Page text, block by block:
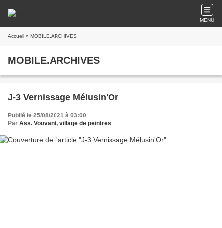
MENU
Accueil » MOBILE.ARCHIVES
MOBILE.ARCHIVES
J-3 Vernissage Mélusin'Or
Publié le 25/08/2021 à 03:00
Par Ass. Vouvant, village de peintres